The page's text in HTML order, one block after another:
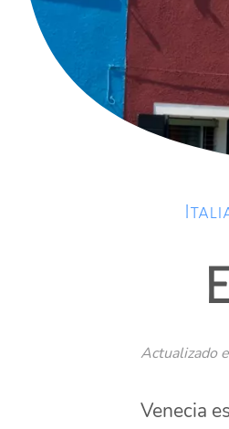
Actualizado
Venecia